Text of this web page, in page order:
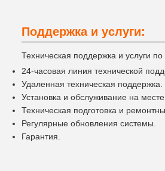
Поддержка и услуги:
Техническая поддержка и услуги
24-часовая линия технической
Удаленная техническая поддержка.
Установка и обслуживание на месте.
Техническая подготовка и
Регулярные обновления системы.
Гарантия.